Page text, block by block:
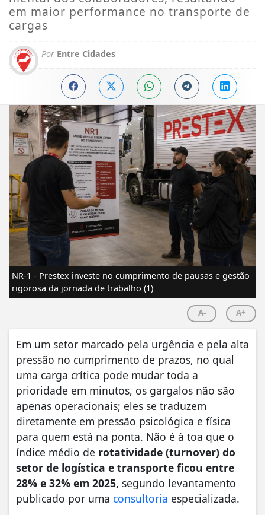
em maior performance no transporte de
cargas
Por Entre Cidades
NR-1 - Prestex investe no cumprimento de pausas e gestão
rigorosa da jornada de trabalho (1)
A- A+
Em um setor marcado pela urgência e pela alta
pressão no cumprimento de prazos, no qual
uma carga crítica pode mudar toda a
prioridade em minutos, os gargalos não são
apenas operacionais; eles se traduzem
diretamente em pressão psicológica e física
para quem está na ponta. Não é à toa que o
índice médio de rotatividade (turnover) do
setor de logística e transporte ficou entre
28% e 32% em 2025, segundo levantamento
publicado por uma consultoria especializada.